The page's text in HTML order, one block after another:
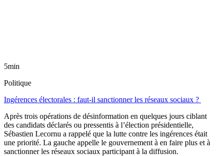
5min
Politique
Ingérences électorales : faut-il sanctionner les réseaux sociaux ?
Après trois opérations de désinformation en quelques jours ciblant
des candidats déclarés ou pressentis à l’élection présidentielle,
Sébastien Lecornu a rappelé que la lutte contre les ingérences était
une priorité. La gauche appelle le gouvernement à en faire plus et à
sanctionner les réseaux sociaux participant à la diffusion.